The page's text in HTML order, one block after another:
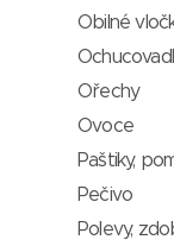
Obilné
Ořechy
Ovoce
Paštiky,
Pečivo
Polevy,